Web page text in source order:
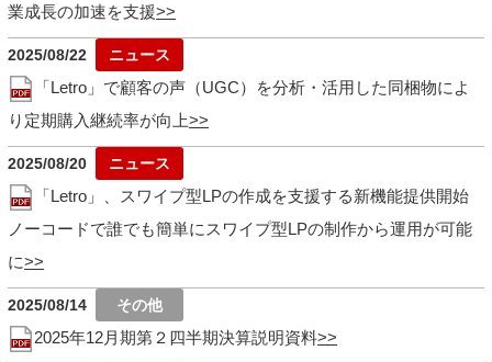
業成長の加速を支援
2025/08/22
「Letro」で顧客の声（UGC）を分析・活用した同梱物によ
り定期購入継続率が向上
2025/08/20
「Letro」、スワイプ型LPの作成を支援する新機能提供開始
ノーコードで誰でも簡単にスワイプ型LPの制作から運用が可能
に
2025/08/14
2025年12月期第２四半期決算説明資料